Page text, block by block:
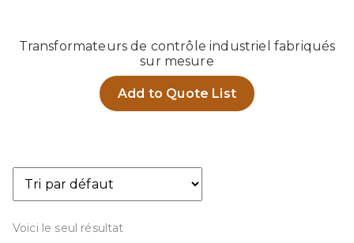
Transformateurs de contrôle industriel fabriqués
sur mesure
Add to Quote List
Voici le seul résultat